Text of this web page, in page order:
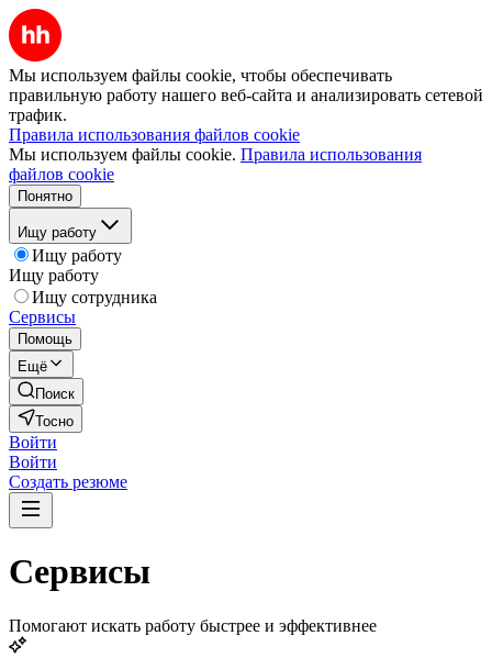
Мы используем файлы cookie, чтобы обеспечивать
правильную работу нашего веб-сайта и анализировать сетевой
трафик.
Правила использования файлов cookie
Мы используем файлы cookie. Правила использования
файлов cookie
Понятно
Ищу работу
Ищу работу
Ищу работу
Ищу сотрудника
Сервисы
Помощь
Ещё
Поиск
Тосно
Войти
Войти
Создать резюме
Сервисы
Помогают искать работу быстрее и эффективнее